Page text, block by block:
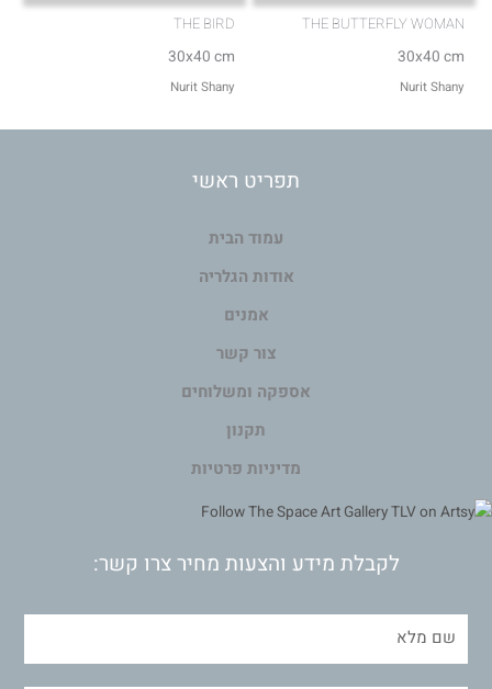
THE BUTTERFLY WOMAN
30x40 cm
Nurit Shany
THE BIRD
30x40 cm
Nurit Shany
תפריט ראשי
עמוד הבית
אודות הגלריה
אמנים
צור קשר
אספקה ומשלוחים
תקנון
מדיניות פרטיות
לקבלת מידע והצעות מחיר צרו קשר: